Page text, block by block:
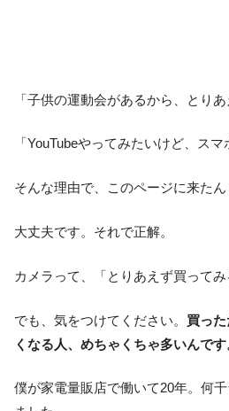
「子供の運動会があるから、とり
「YouTubeやってみたいけど、スマ
そんな理由で、このページに来た
大丈夫です。それで正解。
カメラって、「とりあえず買ってみ
でも、気をつけてください。 買っ
くなる人、めちゃくちゃ多いんです
僕が家電量販店で働いて20年。何